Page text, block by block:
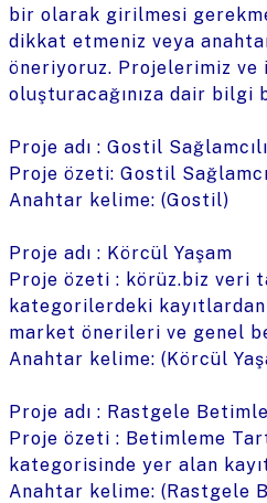
bir olarak girilmesi
dikkat etmeniz veya
öneriyoruz. Projelerimiz ve
oluşturacağınıza dair bilgi
Proje adı : Gostil
Proje özeti: Gostil
Anahtar kelime: (Gostil)
Proje adı : Körcül Yaşam
Proje özeti : körüz.biz veri
kategorilerdeki
market önerileri ve genel
Anahtar kelime: (Körcül
Proje adı : Rastgele
Proje özeti : Betimleme
kategorisinde yer alan
Anahtar kelime: (Rastgele